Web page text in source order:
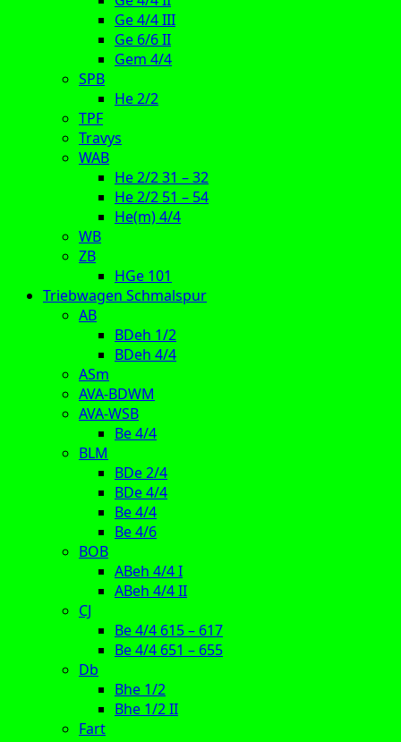
Ge 4/4 III
Ge 6/6 II
Gem 4/4
SPB
He 2/2
TPF
Travys
WAB
He 2/2 31 – 32
He 2/2 51 – 54
He(m) 4/4
WB
ZB
HGe 101
Triebwagen Schmalspur
AB
BDeh 1/2
BDeh 4/4
ASm
AVA-BDWM
AVA-WSB
Be 4/4
BLM
BDe 2/4
BDe 4/4
Be 4/4
Be 4/6
BOB
ABeh 4/4 I
ABeh 4/4 II
CJ
Be 4/4 615 – 617
Be 4/4 651 – 655
Db
Bhe 1/2
Bhe 1/2 II
Fart